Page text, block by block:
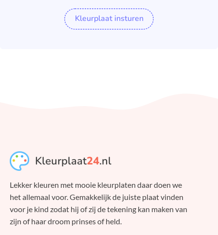
Kleurplaat insturen
Kleurplaat24.nl
Lekker kleuren met mooie kleurplaten daar doen we
het allemaal voor. Gemakkelijk de juiste plaat vinden
voor je kind zodat hij of zij de tekening kan maken van
zijn of haar droom prinses of held.